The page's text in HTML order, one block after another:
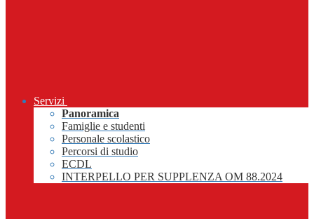
Servizi
Panoramica
Famiglie e studenti
Personale scolastico
Percorsi di studio
ECDL
INTERPELLO PER SUPPLENZA OM 88.2024